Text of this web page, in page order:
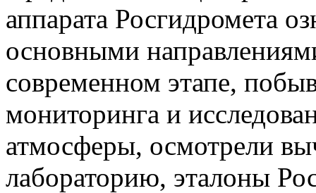
аппарата Росгидромета
основными
современном этапе,
мониторинга и
атмосферы, осмотрели
лабораторию, эталоны